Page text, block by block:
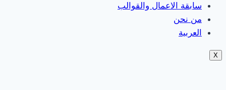
سابقة الاعمال والقوالب
من نحن
العربية
X